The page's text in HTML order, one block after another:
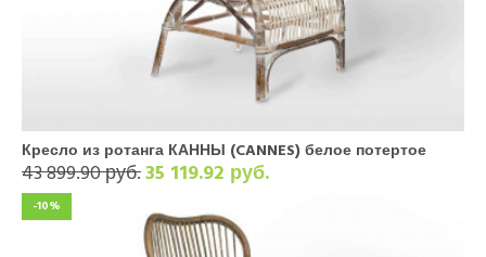
Кресло из ротанга КАННЫ (CANNES) белое потертое
43 899.90 руб.35 119.92 руб.
-10%